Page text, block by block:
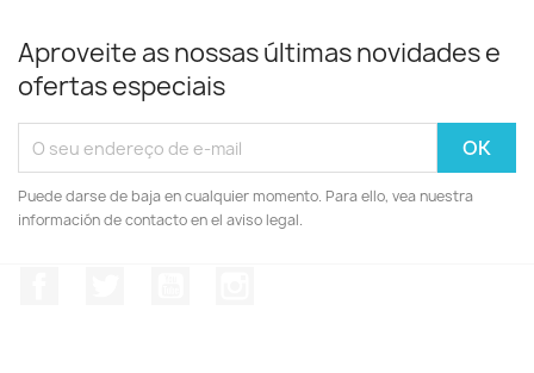
Aproveite as nossas últimas novidades e
ofertas especiais
Puede darse de baja en cualquier momento. Para ello, vea nuestra
información de contacto en el aviso legal.